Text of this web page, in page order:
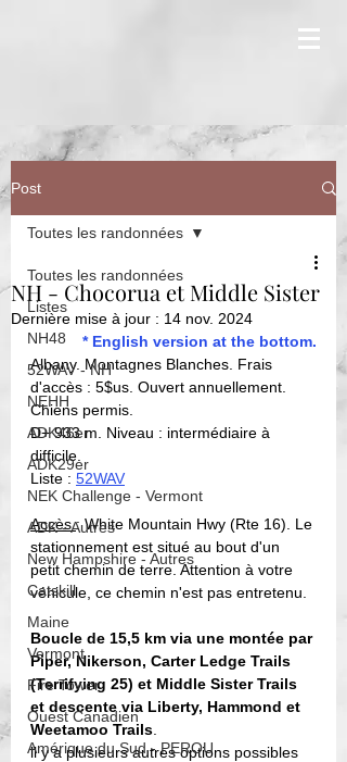
Post
Toutes les randonnées
Listes
NH48
52WAV - NH
NEHH
ADK46er
ADK29er
NEK Challenge - Vermont
ADK - Autres
New Hampshire - Autres
Catskill
Maine
Vermont
Fire Tower
Ouest Canadien
Amérique du Sud - PEROU
Toutes les randonnées
NH - Chocorua et Middle Sister
Dernière mise à jour : 14 nov. 2024
* English version at the bottom.
Albany. Montagnes Blanches. Frais
d'accès : 5$us. Ouvert annuellement.
Chiens permis.
D+ 933 m. Niveau : intermédiaire à
difficile.
Liste : 52WAV
Accès : White Mountain Hwy (Rte 16). Le
stationnement est situé au bout d'un
petit chemin de terre. Attention à votre
véhicule, ce chemin n'est pas entretenu.
Boucle de 15,5 km via une montée par
Piper, Nikerson, Carter Ledge Trails
(Terrifying 25) et Middle Sister Trails
et descente via Liberty, Hammond et
Weetamoo Trails
ll y a plusieurs autres options possibles